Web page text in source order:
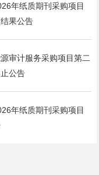
年纸质期刊采购项目
果公告
审计服务采购项目第二
公告
年纸质期刊采购项目